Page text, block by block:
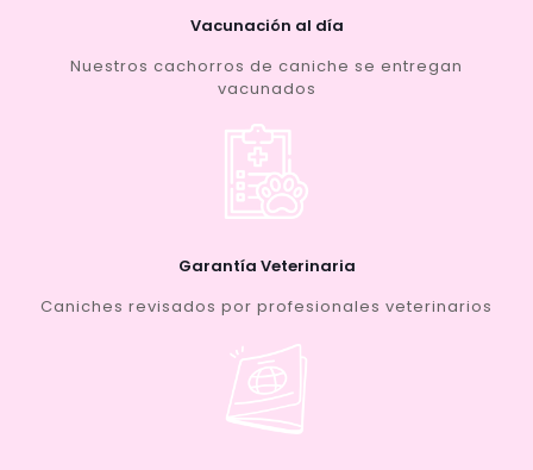
Vacunación al día
Nuestros cachorros de caniche se entregan
vacunados
Garantía Veterinaria
Caniches revisados por profesionales veterinarios